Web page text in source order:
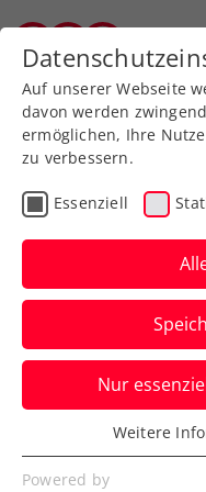
News filtern
Auf unserer Webseite
davon werden
ermöglichen, Ihre
zu verbessern.
Essenziell
Nur
Essenziell
Essenzielle Cookies
Weitere
Powered by